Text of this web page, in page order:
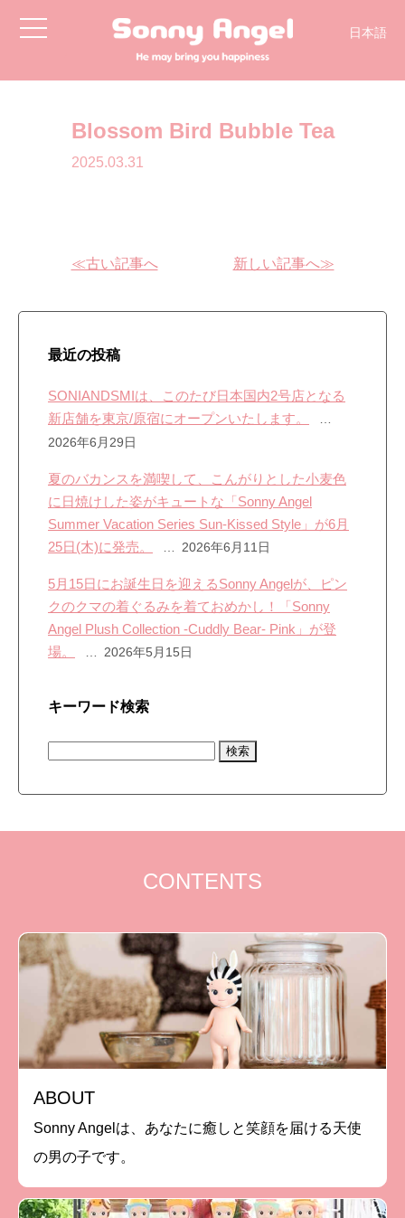
toggle
navigation
日本語
Blossom Bird Bubble Tea
2025.03.31
≪古い記事へ 新しい記事へ≫
最近の投稿
SONIANDSMIは、このたび日本国内2号店となる
新店舗を東京/原宿にオープンいたします。
2026年6月29日
夏のバカンスを満喫して、こんがりとした小麦色
に日焼けした姿がキュートな「Sonny Angel
Summer Vacation Series Sun-Kissed Style」が6月
25日(木)に発売。
2026年6月11日
5月15日にお誕生日を迎えるSonny Angelが、ピン
クのクマの着ぐるみを着ておめかし！「Sonny
Angel Plush Collection -Cuddly Bear- Pink」が登
場。
2026年5月15日
キーワード検索
CONTENTS
ABOUT
Sonny Angelは、あなたに癒しと笑顔を届ける天使
の男の子です。